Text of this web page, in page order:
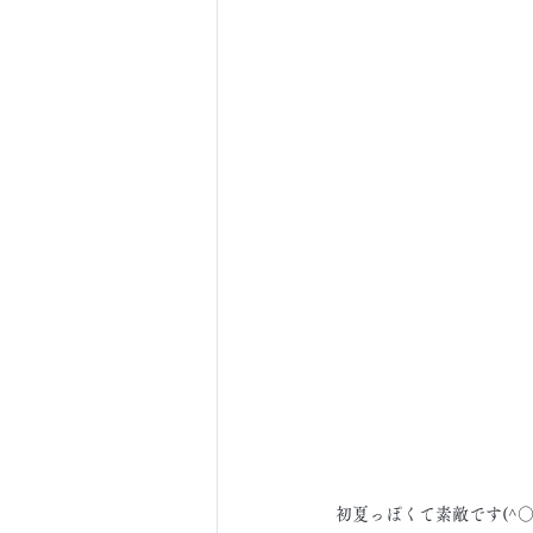
初夏っぽくて素敵です